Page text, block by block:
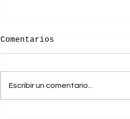
Comentarios
Escribir un comentario...